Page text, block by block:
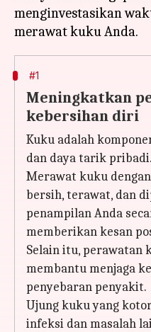
menginvestasikan
#1
Meningkatkan
kebersihan diri
Kuku adalah
dan daya tarik pribadi.
Merawat kuku
bersih, terawat, dan
penampilan Anda
memberikan kesan
Selain itu, perawatan
membantu menjaga
penyebaran penyakit.
Ujung kuku yang
infeksi dan masalah